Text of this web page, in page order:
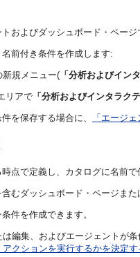
およびダッシュボード・ペー
前付き条件を作成します:
新規メニュー( 「分析およびイン
リアで 「分析およびインタラク
を保存する場合に、 「エージ
点で定義し、カタログに名前
むダッシュボード・ページま
件を作成できます。
編集、およびエージェントが
クションを実行するかを決定